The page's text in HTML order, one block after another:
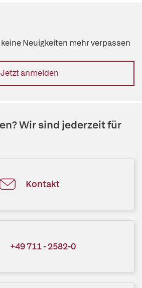
Neuigkeiten mehr verpassen
Jetzt anmelden
Wir sind jederzeit für
Kontakt
+49 711 - 2582-0